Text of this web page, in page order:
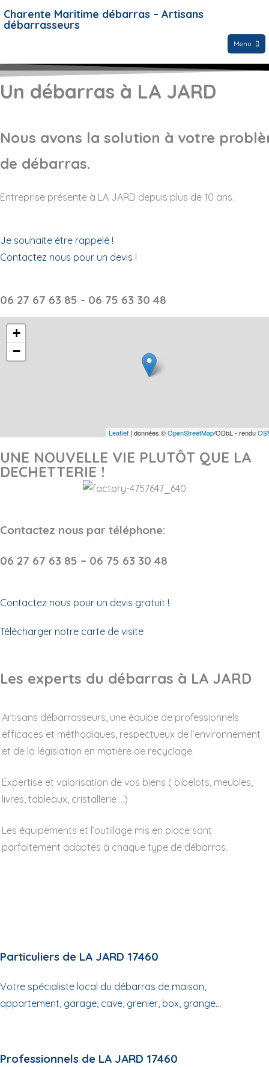
Charente Maritime débarras – Artisans
débarrasseurs
Menu
Un débarras à LA JARD
Nous avons la solution à votre
de débarras.
Entreprise présente à LA JARD depuis plus de 10 ans.
Je souhaite étre rappelé !
Contactez nous pour un devis !
06 27 67 63 85 - 06 75 63 30 48
+
−
Leaflet | données ©OpenStreetMap/ODbL - rendu
UNE NOUVELLE VIE PLUTÔT QUE LA
DECHETTERIE !
Contactez nous par téléphone:
06 27 67 63 85 – 06 75 63 30 48
Contactez nous pour un devis gratuit !
Télécharger notre carte de visite
Les experts du débarras à LA JARD
Artisans débarrasseurs, une équipe de professionnels
efficaces et méthodiques, respectueux de l’environnement
et de la législation en matière de recyclage.
Expertise et valorisation de vos biens ( bibelots, meubles,
livres, tableaux, cristallerie …)
Les équipements et l’outillage mis en place sont
parfaitement adaptés à chaque type de débarras.
Particuliers de LA JARD 17460
Votre spécialiste local du débarras de maison,
appartement, garage, cave, grenier, box, grange...
Professionnels de LA JARD 17460